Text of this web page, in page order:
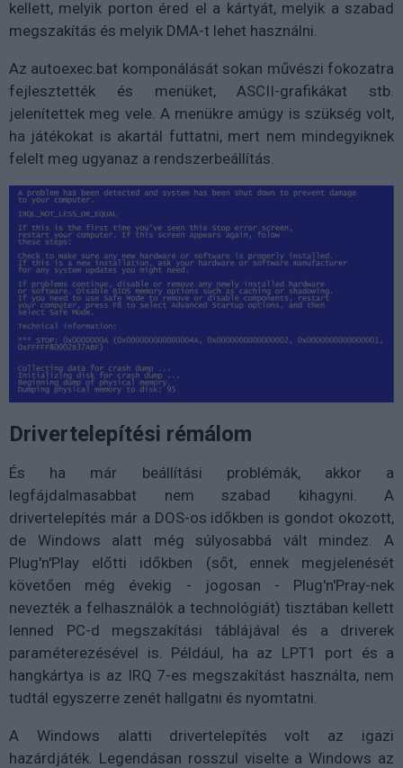
kellett, melyik porton éred el a kártyát, melyik a szabad
megszakítás és melyik DMA-t lehet használni.
Az autoexec.bat komponálását sokan művészi fokozatra
fejlesztették és menüket, ASCII-grafikákat stb.
jelenítettek meg vele. A menükre amúgy is szükség volt,
ha játékokat is akartál futtatni, mert nem mindegyiknek
felelt meg ugyanaz a rendszerbeállítás.
Drivertelepítési rémálom
És ha már beállítási problémák, akkor a
legfájdalmasabbat nem szabad kihagyni. A
drivertelepítés már a DOS-os időkben is gondot okozott,
de Windows alatt még súlyosabbá vált mindez. A
Plug'n'Play előtti időkben (sőt, ennek megjelenését
követően még évekig - jogosan - Plug'n'Pray-nek
nevezték a felhasználók a technológiát) tisztában kellett
lenned PC-d megszakítási táblájával és a driverek
paraméterezésével is. Például, ha az LPT1 port és a
hangkártya is az IRQ 7-es megszakítást használta, nem
tudtál egyszerre zenét hallgatni és nyomtatni.
A Windows alatti drivertelepítés volt az igazi
hazárdjáték. Legendásan rosszul viselte a Windows az